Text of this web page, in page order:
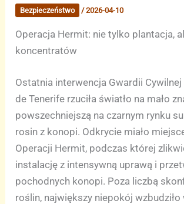
Bezpieczeństwo /2026-04-10
Operacja Hermit: nie tylko plantacja,
koncentratów
Ostatnia interwencja Gwardii Cywilnej
de Tenerife rzuciła światło na mało
powszechniejszą na czarnym rynku
rosin z konopi. Odkrycie miało
Operacji Hermit, podczas której
instalację z intensywną uprawą i
pochodnych konopi. Poza liczbą
roślin, największy niepokój